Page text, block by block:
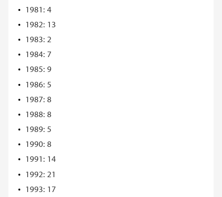
1981: 4
1982: 13
1983: 2
1984: 7
1985: 9
1986: 5
1987: 8
1988: 8
1989: 5
1990: 8
1991: 14
1992: 21
1993: 17